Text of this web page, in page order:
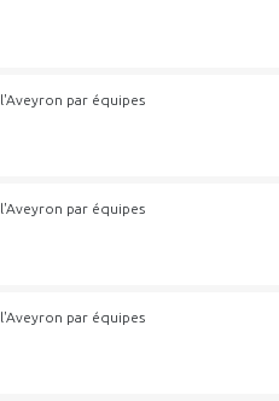
par équipes
par équipes
par équipes